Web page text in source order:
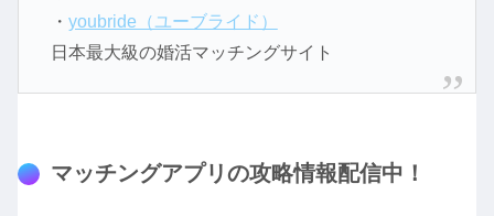
・ youbride（ユーブライド）
日本最大級の婚活マッチングサイト
マッチングアプリの攻略情報配信中！